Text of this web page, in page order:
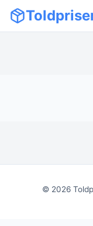
© 2026